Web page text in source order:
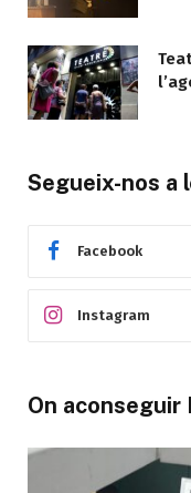
Segueix-nos a
Facebook
Instagram
On aconseguir